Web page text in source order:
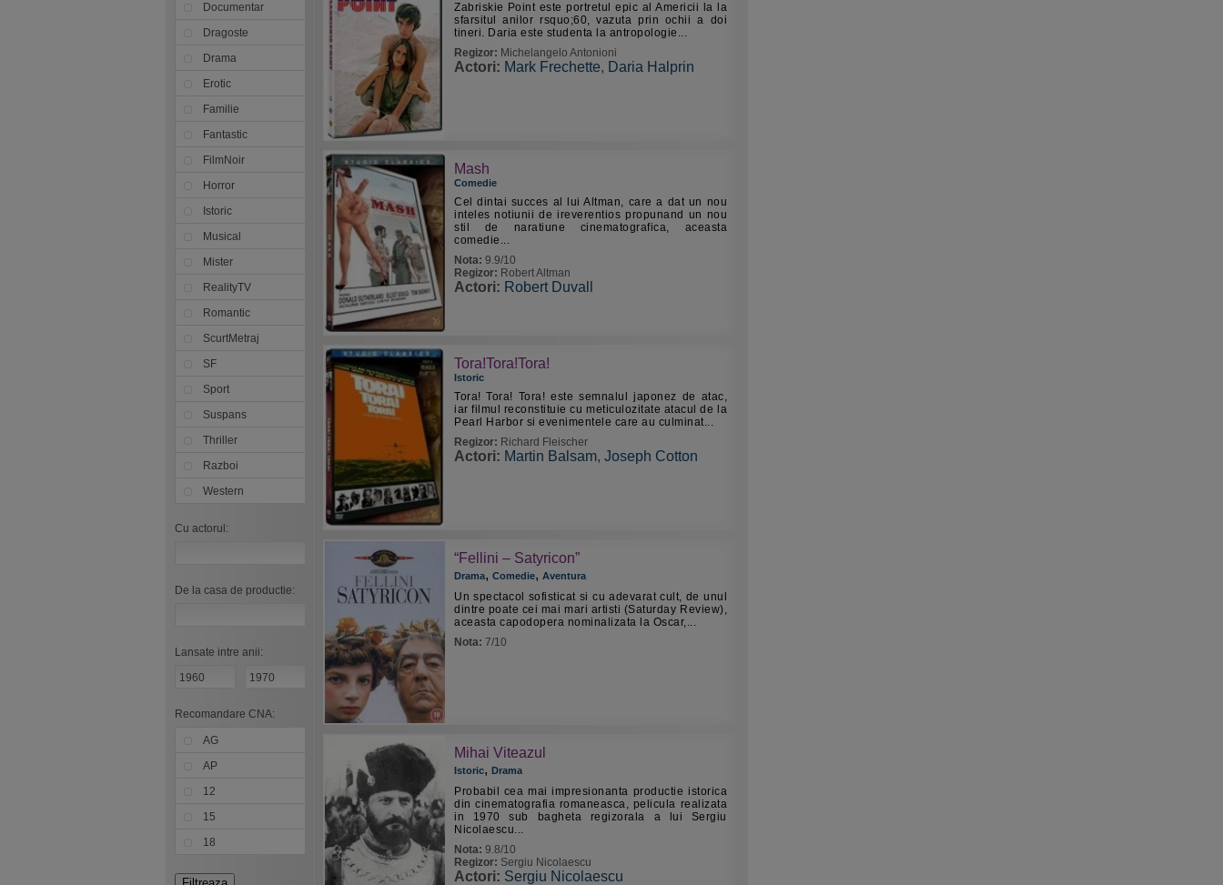
Documentar
Dragoste
Drama
Erotic
Familie
Fantastic
FilmNoir
Horror
Istoric
Musical
Mister
RealityTV
Romantic
ScurtMetraj
SF
Sport
Suspans
Thriller
Razboi
Western
Cu actorul:
De la casa de productie:
Lansate intre anii:
Recomandare CNA:
AG
AP
12
15
18
Zabriskie Point este portretul epic al Americii la la
sfarsitul anilor rsquo;60, vazuta prin ochii a doi
tineri. Daria este studenta la antropologie...
Regizor: Michelangelo Antonioni
Actori: Mark Frechette, Daria Halprin
Mash
Comedie
Cel dintai succes al lui Altman, care a dat un nou
inteles notiunii de ireverentios propunand un nou
stil de naratiune cinematografica, aceasta
comedie...
Nota: 9.9/10
Regizor: Robert Altman
Actori: Robert Duvall
Tora!Tora!Tora!
Istoric
Tora! Tora! Tora! este semnalul japonez de atac,
iar filmul reconstituie cu meticulozitate atacul de la
Pearl Harbor si evenimentele care au culminat...
Regizor: Richard Fleischer
Actori: Martin Balsam, Joseph Cotton
“Fellini – Satyricon”
Drama, Comedie, Aventura
Un spectacol sofisticat si cu adevarat cult, de unul
dintre poate cei mai mari artisti (Saturday Review),
aceasta capodopera nominalizata la Oscar,...
Nota: 7/10
Mihai Viteazul
Istoric, Drama
Probabil cea mai impresionanta productie istorica
din cinematografia romaneasca, pelicula realizata
in 1970 sub bagheta regizorala a lui Sergiu
Nicolaescu...
Nota: 9.8/10
Regizor: Sergiu Nicolaescu
Actori: Sergiu Nicolaescu